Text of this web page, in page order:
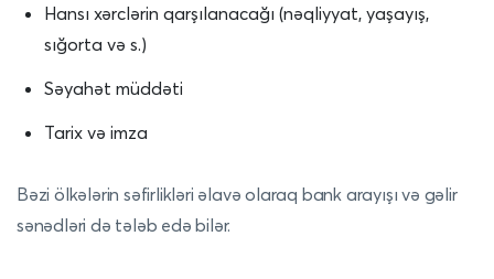
Hansı xərclərin qarşılanacağı (nəqliyyat, yaşayış,
sığorta və s.)
Səyahət müddəti
Tarix və imza
Bəzi ölkələrin səfirlikləri əlavə olaraq bank arayışı və gəlir
sənədləri də tələb edə bilər.